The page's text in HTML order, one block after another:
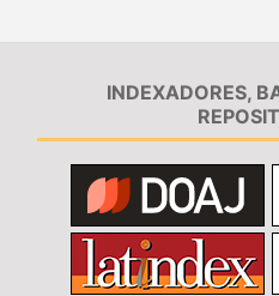
INDEXADORES,